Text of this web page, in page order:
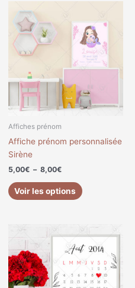
Affiches prénom
Affiche prénom personnalisée
Sirène
5,00€ – 8,00€
prix :
5,00€
Voir les options
produit
a
plusieurs
variations.
Les
options
peuvent
être
sur
produit
de
prix :
6,00€
à
13,99€
produit
plusieurs
variations.